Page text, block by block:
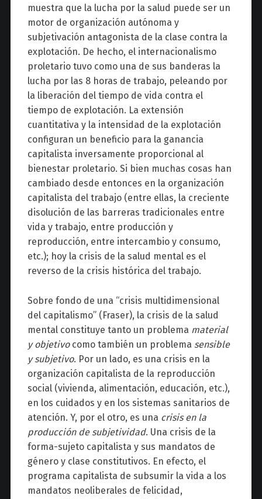
muestra que la lucha por la salud puede ser un
motor de organización autónoma y
subjetivación antagonista de la clase contra la
explotación. De hecho, el internacionalismo
proletario tuvo como una de sus banderas la
lucha por las 8 horas de trabajo, peleando por
la liberación del tiempo de vida contra el
tiempo de explotación. La extensión
cuantitativa y la intensidad de la explotación
configuran un beneficio para la ganancia
capitalista inversamente proporcional al
bienestar proletario. Si bien muchas cosas han
cambiado desde entonces en la organización
capitalista del trabajo (entre ellas, la creciente
disolución de las barreras tradicionales entre
vida y trabajo, entre producción y
reproducción, entre intercambio y consumo,
etc.); hoy la crisis de la salud mental es el
reverso de la crisis histórica del trabajo.
Sobre fondo de una “crisis multidimensional
del capitalismo” (Fraser), la crisis de la salud
mental constituye tanto un problema material
y objetivocomo también un problema sensible
y subjetivo. Por un lado, es una crisis en la
organización capitalista de la reproducción
social (vivienda, alimentación, educación, etc.),
en los cuidados y en los sistemas sanitarios de
atención. Y, por el otro, es una crisis en la
producción de subjetividad. Una crisis de la
forma-sujeto capitalista y sus mandatos de
género y clase constitutivos. En efecto, el
programa capitalista de subsumir la vida a los
mandatos neoliberales de felicidad,